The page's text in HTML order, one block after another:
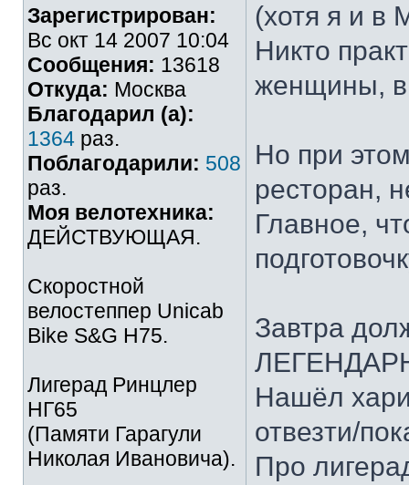
Зарегистрирован:
Вс окт 14 2007 10:04
Сообщения: 13618
Откуда: Москва
Благодарил (а):
1364 раз.
Поблагодарили: 508
раз.
Моя велотехника:
ДЕЙСТВУЮЩАЯ.
Скоростной
велостеппер Unicab
Bike S&G Н75.
Лигерад Ринцлер
НГ65
(Памяти Гарагули
Николая Ивановича).
(хотя я и в
Никто
женщины, в
Но при
ресторан,
Главное,
Завтра
Нашёл
отвезти/
Про